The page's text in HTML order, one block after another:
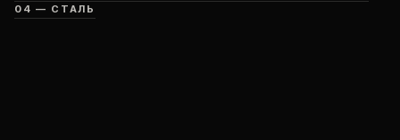
04 — СТАЛЬ